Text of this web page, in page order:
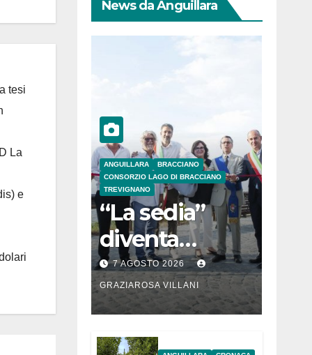
tesi
La
e
News da Anguillara
ANGUILLARA
BRACCIANO
CONSORZIO LAGO DI BRACCIANO
TREVIGNANO
“La sedia”
diventa
Belvedere sul
lago di
Bracciano: ieri
l’inaugurazion
7 AGOSTO 2026
GRAZIAROSA VILLANI